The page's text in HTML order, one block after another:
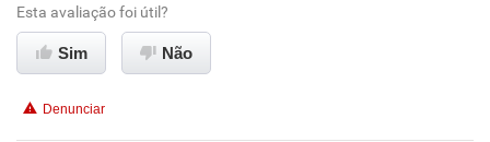
Esta avaliação foi útil?
Sim Não
Denunciar